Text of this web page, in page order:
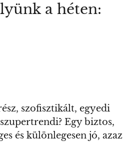
a héten:
szofisztikált, egyedi
Egy biztos,
és különlegesen jó, azaz